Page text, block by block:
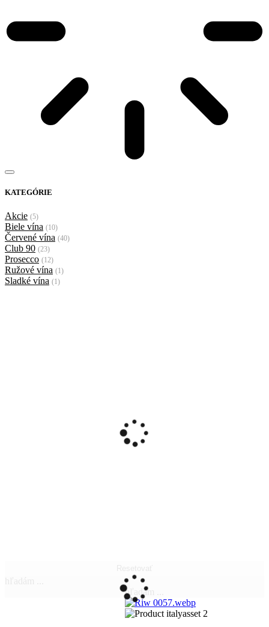
KATEGÓRIE
Akcie (5)
Biele vína (10)
Červené vína (40)
Club 90 (23)
Prosecco (12)
Ružové vína (1)
Sladké vína (1)
hľadám ...